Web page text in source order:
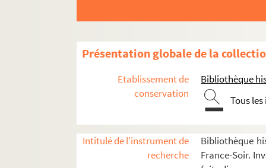
Présentation globale de la
Etablissement de
conservation
Bibliothèque
Tous
Intitulé de l'instrument de
recherche
Bibliothèque
France-Soir.
Criminels et victimes
C